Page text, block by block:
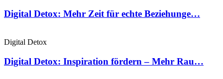
Digital Detox: Mehr Zeit für echte Beziehunge…
Digital Detox
Digital Detox: Inspiration fördern – Mehr Rau…